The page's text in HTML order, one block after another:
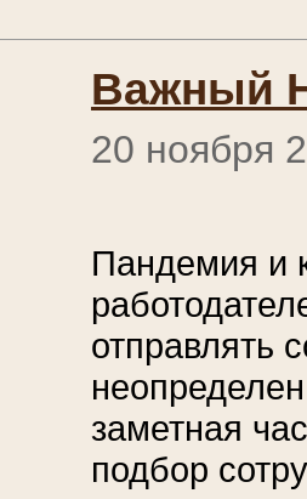
Важный
20 ноября
Пандемия и
отправлять
заметная
подбор